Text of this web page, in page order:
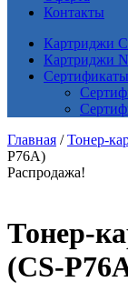
Контакты
Картриджи
Картриджи
Сертификаты
Главная /Тонер-
P76A)
Распродажа!
Тонер-
(CS-